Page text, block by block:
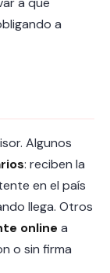
a
Algunos
: reciben la
en el país
llega. Otros
online a
o sin firma